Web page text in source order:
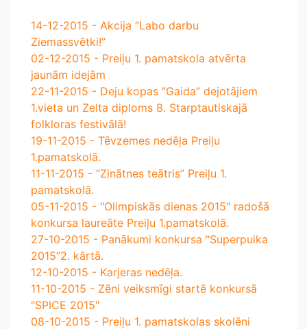
14-12-2015 - Akcija “Labo darbu
Ziemassvētki!”
02-12-2015 - Preiļu 1. pamatskola atvērta
jaunām idejām
22-11-2015 - Deju kopas “Gaida” dejotājiem
1.vieta un Zelta diploms 8. Starptautiskajā
folkloras festivālā!
19-11-2015 - Tēvzemes nedēļa Preiļu
1.pamatskolā.
11-11-2015 - “Zinātnes teātris” Preiļu 1.
pamatskolā.
05-11-2015 - "Olimpiskās dienas 2015" radošā
konkursa laureāte Preiļu 1.pamatskolā.
27-10-2015 - Panākumi konkursa “Superpuika
2015”2. kārtā.
12-10-2015 - Karjeras nedēļa.
11-10-2015 - Zēni veiksmīgi startē konkursā
"SPICE 2015"
08-10-2015 - Preiļu 1. pamatskolas skolēni